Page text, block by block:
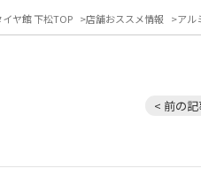
イヤ館 下松TOP 店舗おススメ情報 アル
< 前の